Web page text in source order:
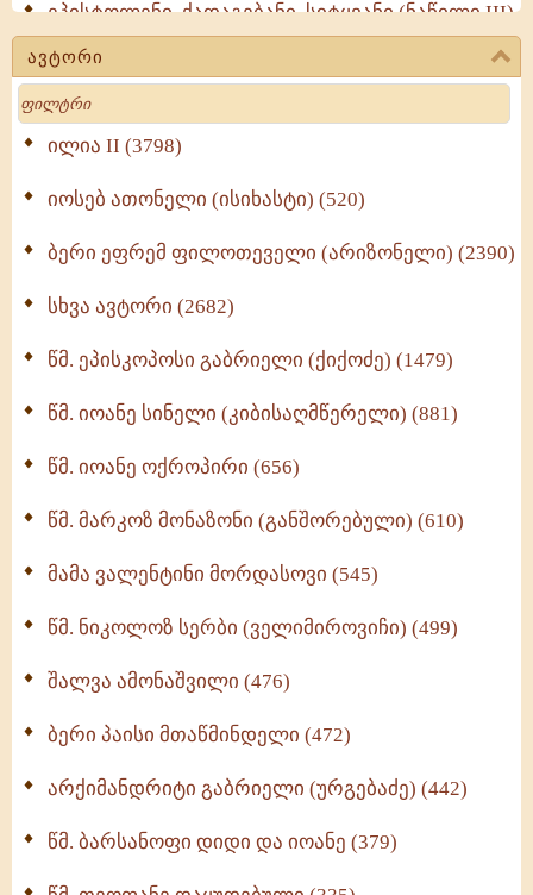
ეპისტოლენი, ქადაგებანი, სიტყვანი (ნაწილი III)
(723)
მოძღვრის ძალზე სასარგებლო რჩევები
მრევლისათვის (545)
Wisdomge (514)
ქადაგებანი გაბრიელ ეპისკოპოსისა - II ტომი
სულიერი ცხოვრების სახელმძღვანელო -
ნაწილი II (369)
ავტორი
Search
ილია II (3798)
იოსებ ათონელი (ისიხასტი) (520)
ბერი ეფრემ ფილოთეველი (არიზონელი) (2390)
სხვა ავტორი (2682)
წმ. ეპისკოპოსი გაბრიელი (ქიქოძე) (1479)
წმ. იოანე სინელი (კიბისაღმწერელი) (881)
წმ. იოანე ოქროპირი (656)
წმ. მარკოზ მონაზონი (განშორებული) (610)
მამა ვალენტინი მორდასოვი (545)
წმ. ნიკოლოზ სერბი (ველიმიროვიჩი) (499)
შალვა ამონაშვილი (476)
ბერი პაისი მთაწმინდელი (472)
არქიმანდრიტი გაბრიელი (ურგებაძე) (442)
წმ. ბარსანოფი დიდი და იოანე (379)